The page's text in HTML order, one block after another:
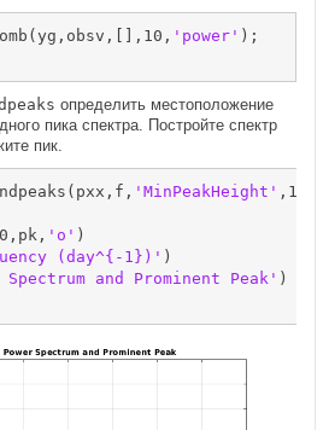
'power' );
определить местоположение
пика спектра. Постройте спектр
пик.
'MinPeakHeight' ,10);
'o' )
(day^{-1})' )
Spectrum and Prominent Peak' )